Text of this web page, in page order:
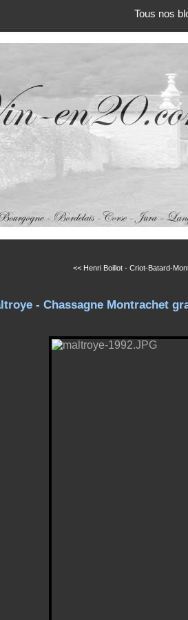
Tous nos
<< Henri Boillot - Criot-Batard-
- Chassagne Montrachet